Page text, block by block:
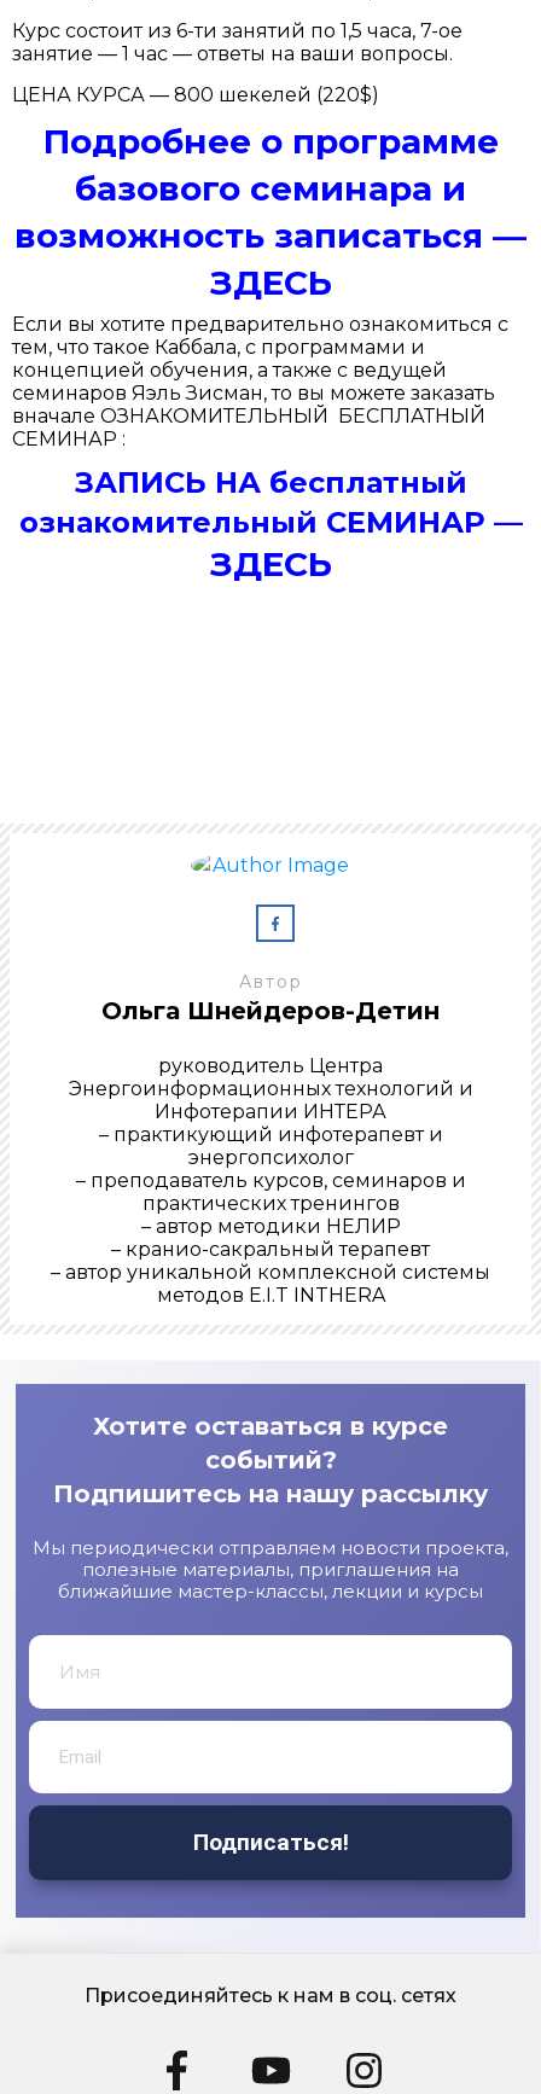
Курс состоит из 6-ти занятий по 1,5 часа, 7-ое
занятие — 1 час — ответы на ваши вопросы.
ЦЕНА КУРСА — 800 шекелей (220$)
Подробнее о программе
базового семинара и
возможность записаться —
ЗДЕСЬ
Если вы хотите предварительно ознакомиться с
тем, что такое Каббала, с программами и
концепцией обучения, а также с ведущей
семинаров Яэль Зисман, то вы можете заказать
вначале ОЗНАКОМИТЕЛЬНЫЙ БЕСПЛАТНЫЙ
СЕМИНАР :
ЗАПИСЬ НА бесплатный
ознакомительный СЕМИНАР —
ЗДЕСЬ
Автор
Ольга Шнейдеров-Детин
руководитель Центра
Энергоинформационных технологий и
Инфотерапии ИНТЕРА
– практикующий инфотерапевт и
энергопсихолог
– преподаватель курсов, семинаров и
практических тренингов
– автор методики НЕЛИР
– кранио-сакральный терапевт
– автор уникальной комплексной системы
методов E.I.T INTHERA
Хотите оставаться в курсе
событий?
Подпишитесь на нашу рассылку
Мы периодически отправляем новости проекта,
полезные материалы, приглашения на
ближайшие мастер-классы, лекции и курсы
Подписаться!
Присоединяйтесь к нам в соц. сетях